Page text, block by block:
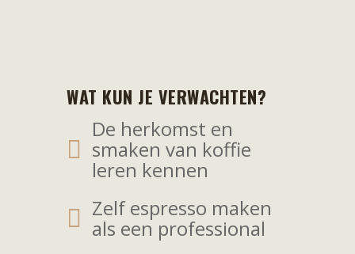
WAT KUN JE VERWACHTEN?
De herkomst en
smaken van koffie
leren kennen
Zelf espresso maken
als een professional